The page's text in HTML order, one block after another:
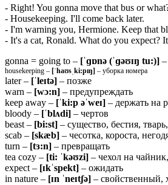
- Right! You gonna move that bus or
- Housekeeping. I'll come back later.
- I'm warning you, Hermione. Keep that
- It's a cat, Ronald. What do you expect?
gonna = going to – [ˈɡɒnə (ˈɡəʊɪŋ tu:)]
housekeeping – [ˈhaʊsˌki:pɪŋ] – уборка номера
later – [ˈleɪtə] – позже
warn – [wɔ:n] – предупреждать
keep away – [ˈki:p əˈweɪ] – держать на
bloody – [ˈblʌdi] – чертов
beast – [bi:st] – существо, бестия,
scab – [skæb] – чесотка, короста,
turn – [tɜ:n] – превращать
tea cozy – [ti: ˈkəʊzi] – чехол на
expect – [ɪkˈspekt] – ожидать
in nature – [ɪn ˈneɪtʃə] – свойственный,